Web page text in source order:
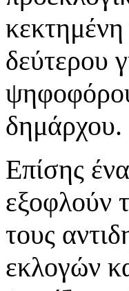
δεύτερου
δημάρχου.
Επίσης
εξοφλούν
τους
εκλογών